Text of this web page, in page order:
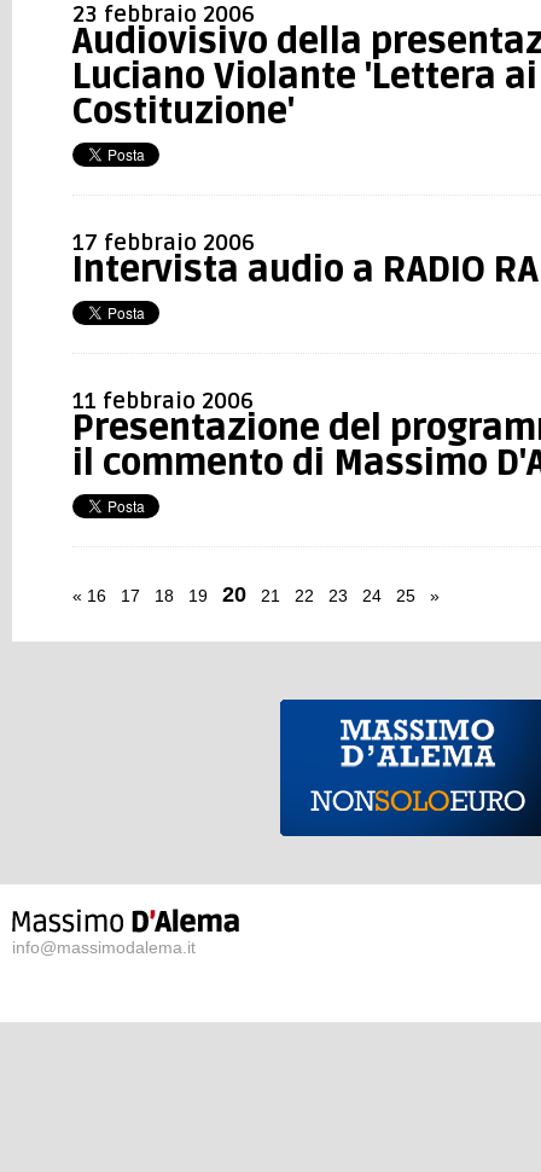
23 febbraio 2006
Audiovisivo della
Luciano Violante 'Lettera
Costituzione'
17 febbraio 2006
Intervista audio a RADIO
11 febbraio 2006
Presentazione del
il commento di Massimo
« 16 17 18 19 20 21 22 23 24 25 »
info@massimodalema.it